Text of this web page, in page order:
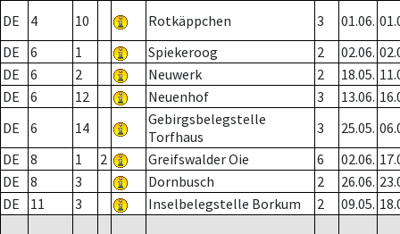
DE
4 10 Rotkäppchen 3 01.06.
DE
6 1 Spiekeroog 2 02.06.
DE
6 2 Neuwerk 2 18.05.
DE
6 12 Neuenhof 3 13.06.
DE
6 14
Gebirgsbelegstelle
Torfhaus
3 25.05.
DE
8 1 2 Greifswalder Oie 6 02.06.
DE
8 3 Dornbusch 2 26.06.
DE
11 3 Inselbelegstelle Borkum 2 09.05.